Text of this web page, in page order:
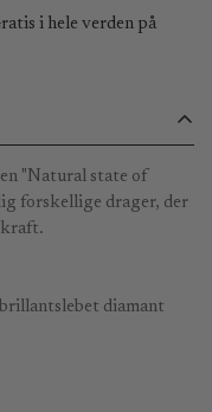
i hele verden på
"Natural state of
forskellige drager, der
kraft.
diamant